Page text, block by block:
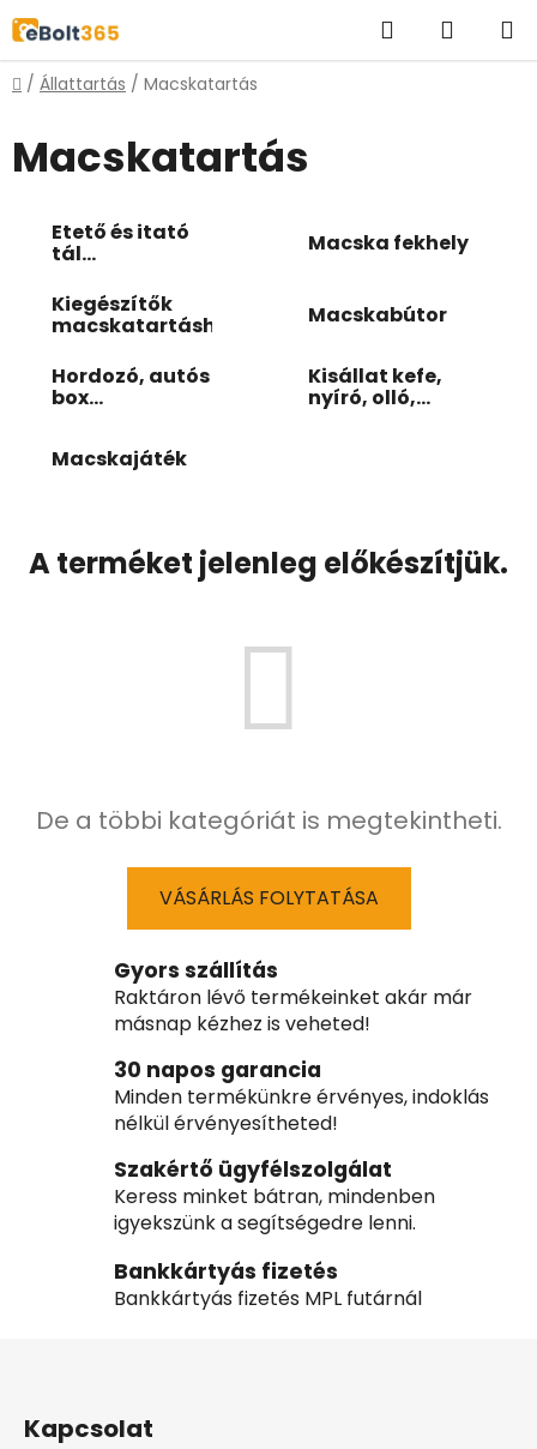
Ugrás
fő
tartalomhoz
KeresésKOSÁR
Kezdőlap
/ Állattartás / Macskatartás
Macskatartás
Etető és itató
tál Macska fekhely
Kiegészítők
macskatartáshoz Macskabútor
Hordozó, autós
box
Kisállat kefe,
nyíró, olló,
Macskajáték
A terméket jelenleg előkészítjük.
De a többi kategóriát is megtekintheti.
VÁSÁRLÁS FOLYTATÁSA
Gyors szállítás
Raktáron lévő termékeinket akár már
másnap kézhez is veheted!
30 napos garancia
Minden termékünkre érvényes, indoklás
nélkül érvényesítheted!
Szakértő ügyfélszolgálat
Keress minket bátran, mindenben
igyekszünk a segítségedre lenni.
Bankkártyás fizetés
Bankkártyás fizetés MPL futárnál
Kapcsolat